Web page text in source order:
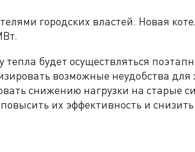
городских властей. Новая
будет осуществляться
возможные неудобства для
снижению нагрузки на старые
их эффективность и